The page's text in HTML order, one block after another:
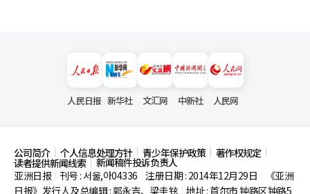
人民日报 新华社 文汇网 中新社 人民网
公司简介 个人信息处理方针 青少年保护政策 著作权规定
读者提供新闻线索
新闻稿件投诉负责人
亚洲日报
刊号 : 서울,아04336 注册日期 : 2014年12月29日
《亚洲
日报》发行人及总编辑 : 郭永吉、梁圭铉 地址 : 首尔市钟路区钟路5